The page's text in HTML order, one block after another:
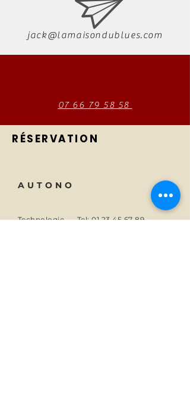
jack@lamaisondublues.com
07 66 79 58 58
RÉSERVATION
AUTONO
Technologie Tel:01 23 45 67 89